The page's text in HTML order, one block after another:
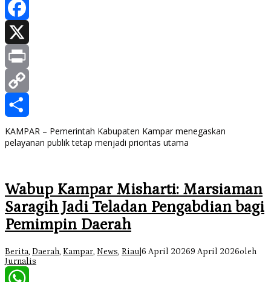
WhatsApp
Facebook
X
Print
Copy
Link
Share
KAMPAR – Pemerintah Kabupaten Kampar menegaskan
pelayanan publik tetap menjadi prioritas utama
Wabup Kampar Misharti: Marsiaman
Saragih Jadi Teladan Pengabdian bagi
Pemimpin Daerah
Berita, Daerah, Kampar, News, Riau 6 April 20269 April 2026oleh
Jurnalis